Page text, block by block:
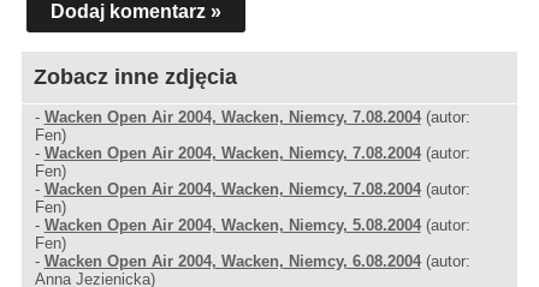
Dodaj komentarz »
Zobacz inne zdjęcia
- Wacken Open Air 2004, Wacken, Niemcy, 7.08.2004(autor:
Fen)
- Wacken Open Air 2004, Wacken, Niemcy, 7.08.2004(autor:
Fen)
- Wacken Open Air 2004, Wacken, Niemcy, 7.08.2004(autor:
Fen)
- Wacken Open Air 2004, Wacken, Niemcy, 5.08.2004(autor:
Fen)
- Wacken Open Air 2004, Wacken, Niemcy, 6.08.2004(autor:
Anna Jezienicka)